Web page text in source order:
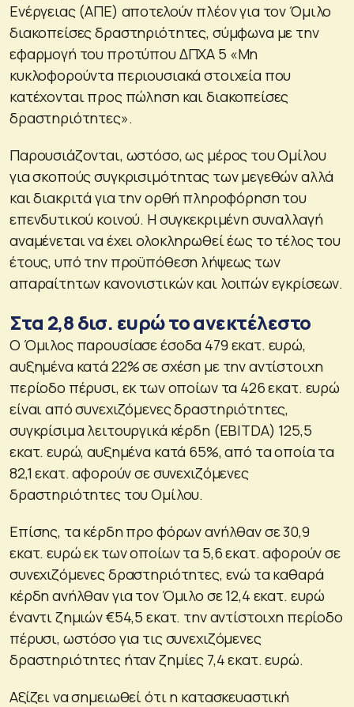
Ενέργειας (ΑΠΕ) αποτελούν πλέον για τον Όμιλο
διακοπείσες δραστηριότητες, σύμφωνα με την
εφαρμογή του προτύπου ΔΠΧΑ 5 «Μη
κυκλοφορούντα περιουσιακά στοιχεία που
κατέχονται προς πώληση και διακοπείσες
δραστηριότητες».
Παρουσιάζονται, ωστόσο, ως μέρος του Ομίλου
για σκοπούς συγκρισιμότητας των μεγεθών αλλά
και διακριτά για την ορθή πληροφόρηση του
επενδυτικού κοινού. Η συγκεκριμένη συναλλαγή
αναμένεται να έχει ολοκληρωθεί έως το τέλος του
έτους, υπό την προϋπόθεση λήψεως των
απαραίτητων κανονιστικών και λοιπών εγκρίσεων.
Στα 2,8 δισ. ευρώ το ανεκτέλεστο
Ο Όμιλος παρουσίασε έσοδα 479 εκατ. ευρώ,
αυξημένα κατά 22% σε σχέση με την αντίστοιχη
περίοδο πέρυσι, εκ των οποίων τα 426 εκατ. ευρώ
είναι από συνεχιζόμενες δραστηριότητες,
συγκρίσιμα λειτουργικά κέρδη (EBITDA) 125,5
εκατ. ευρώ, αυξημένα κατά 65%, από τα οποία τα
82,1 εκατ. αφορούν σε συνεχιζόμενες
δραστηριότητες του Ομίλου.
Επίσης, τα κέρδη προ φόρων ανήλθαν σε 30,9
εκατ. ευρώ εκ των οποίων τα 5,6 εκατ. αφορούν σε
συνεχιζόμενες δραστηριότητες, ενώ τα καθαρά
κέρδη ανήλθαν για τον Όμιλο σε 12,4 εκατ. ευρώ
έναντι ζημιών €54,5 εκατ. την αντίστοιχη περίοδο
πέρυσι, ωστόσο για τις συνεχιζόμενες
δραστηριότητες ήταν ζημίες 7,4 εκατ. ευρώ.
Αξίζει να σημειωθεί ότι η κατασκευαστική